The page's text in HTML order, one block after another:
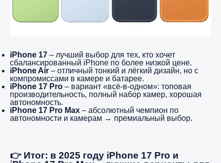
iPhone 17 – лучший выбор для тех, кто хочет
сбалансированный iPhone по более низкой цене.
iPhone Air – отличный тонкий и лёгкий дизайн, но с
компромиссами в камере и батарее.
iPhone 17 Pro – вариант «всё-в-одном»: топовая
производительность, полный набор камер, хорошая
автономность.
iPhone 17 Pro Max – абсолютный чемпион по
автономности и камерам → премиальный выбор.
👉 Итог: в 2025 году iPhone 17 Pro и